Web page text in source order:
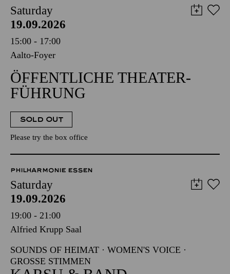
Saturday
19.09.2026
15:00 - 17:00
Aalto-Foyer
ÖFFENTLICHE THEATER­
FÜHRUNG
SOLD OUT
Please try the box office
PHILHARMONIE ESSEN
Saturday
19.09.2026
19:00 - 21:00
Alfried Krupp Saal
SOUNDS OF HEIMAT · WOMEN'S VOICE ·
GROSSE STIMMEN